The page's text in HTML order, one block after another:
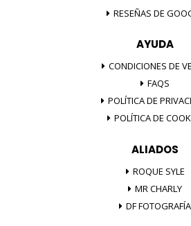
RESEÑAS DE
AYUDA
CONDICIONES DE
FAQS
POLÍTICA DE
POLÍTICA DE
ALIADOS
ROQUE SYLE
MR CHARLY
DF FOTOGRAFÍA